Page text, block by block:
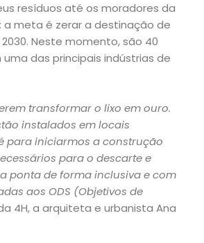
resíduos até os moradores da
a meta é zerar a destinação de
Neste momento, são 40
das principais indústrias de
transformar o lixo em ouro.
instalados em locais
para iniciarmos a construção
para o descarte e
ponta de forma inclusiva e com
aos ODS (Objetivos de
4H, a arquiteta e urbanista Ana